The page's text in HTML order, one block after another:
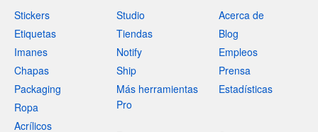
Stickers
Etiquetas
Imanes
Chapas
Packaging
Ropa
Acrílicos
Studio
Tiendas
Notify
Ship
Más herramientas
Pro
Acerca de
Blog
Empleos
Prensa
Estadísticas